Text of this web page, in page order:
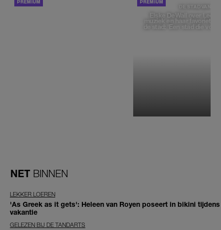
DE STAD VAN
Elske DeWall over
muziek en haar favoriete
de stad: 'Een stad die
NET BINNEN
LEKKER LOEREN
'As Greek as it gets': Heleen van Royen poseert in bikini tijdens
vakantie
GELEZEN BIJ DE TANDARTS